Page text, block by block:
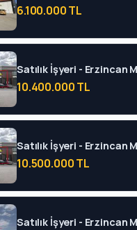
6.100.000 TL
Satılık İşyeri - Erzincan
10.400.000 TL
Satılık İşyeri - Erzincan
10.500.000 TL
Satılık İşyeri - Erzincan